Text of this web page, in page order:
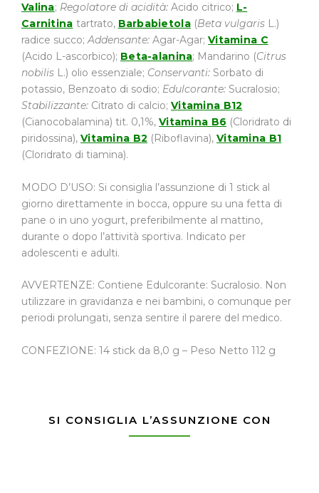
Valina; Regolatore di acidità:Acido citrico; L-
Carnitina tartrato, Barbabietola (Beta vulgaris L.)
radice succo;Addensante: Agar-Agar; Vitamina C
(Acido L-ascorbico); Beta-alanina; Mandarino (Citrus
nobilis L.) olio essenziale; Conservanti: Sorbato di
potassio, Benzoato di sodio; Edulcorante: Sucralosio;
Stabilizzante: Citrato di calcio; Vitamina B12
(Cianocobalamina) tit. 0,1%, Vitamina B6 (Cloridrato di
piridossina), Vitamina B2 (Riboflavina),Vitamina B1
(Cloridrato di tiamina).
MODO D’USO: Si consiglia l’assunzione di 1 stick al
giorno direttamente in bocca, oppure su una fetta di
pane o in uno yogurt, preferibilmente al mattino,
durante o dopo l’attività sportiva. Indicato per
adolescenti e adulti.
AVVERTENZE: Contiene Edulcorante: Sucralosio. Non
utilizzare in gravidanza e nei bambini, o comunque per
periodi prolungati, senza sentire il parere del medico.
CONFEZIONE: 14 stick da 8,0 g – Peso Netto 112 g
SI CONSIGLIA L’ASSUNZIONE CON